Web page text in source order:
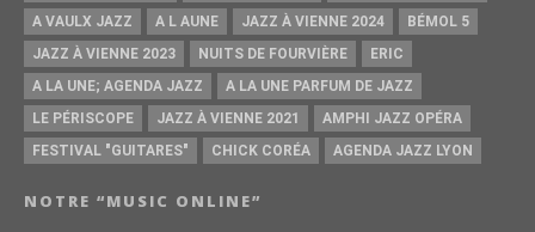
A VAULX JAZZ
A L AUNE JAZZ À VIENNE 2024
BÉMOL 5
JAZZ À VIENNE 2023
NUITS DE FOURVIÈRE
ERIC
A LA UNE; AGENDA JAZZ
A LA UNE PARFUM DE JAZZ
LE PÉRISCOPE
JAZZ À VIENNE 2021
AMPHI JAZZ OPÉRA
FESTIVAL "GUITARES"
CHICK CORÉA AGENDA JAZZ LYON
NOTRE “MUSIC ONLINE”